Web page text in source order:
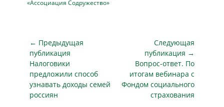
«Ассоциация Содружество»
Навигация
по
записям
← Предыдущая
публикация
Предыдущая
публикация
Налоговики
предложили способ
узнавать доходы семей
россиян
Следующая
публикация →
Следующая
публикация
Вопрос-ответ. По
итогам вебинара с
Фондом социального
страхования